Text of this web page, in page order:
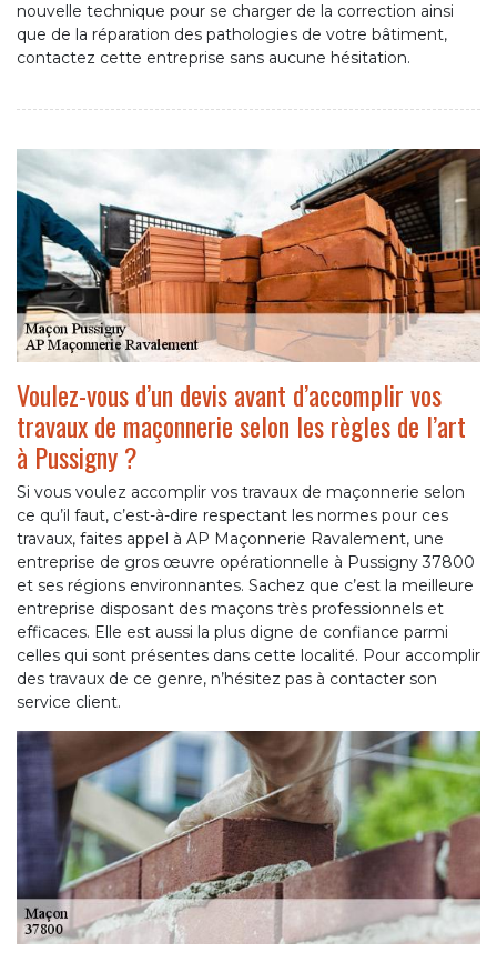
nouvelle technique pour se charger de la correction ainsi
que de la réparation des pathologies de votre bâtiment,
contactez cette entreprise sans aucune hésitation.
Voulez-vous d’un devis avant d’accomplir vos
travaux de maçonnerie selon les règles de l’art
à Pussigny ?
Si vous voulez accomplir vos travaux de maçonnerie selon
ce qu’il faut, c’est-à-dire respectant les normes pour ces
travaux, faites appel à AP Maçonnerie Ravalement, une
entreprise de gros œuvre opérationnelle à Pussigny 37800
et ses régions environnantes. Sachez que c’est la meilleure
entreprise disposant des maçons très professionnels et
efficaces. Elle est aussi la plus digne de confiance parmi
celles qui sont présentes dans cette localité. Pour accomplir
des travaux de ce genre, n’hésitez pas à contacter son
service client.